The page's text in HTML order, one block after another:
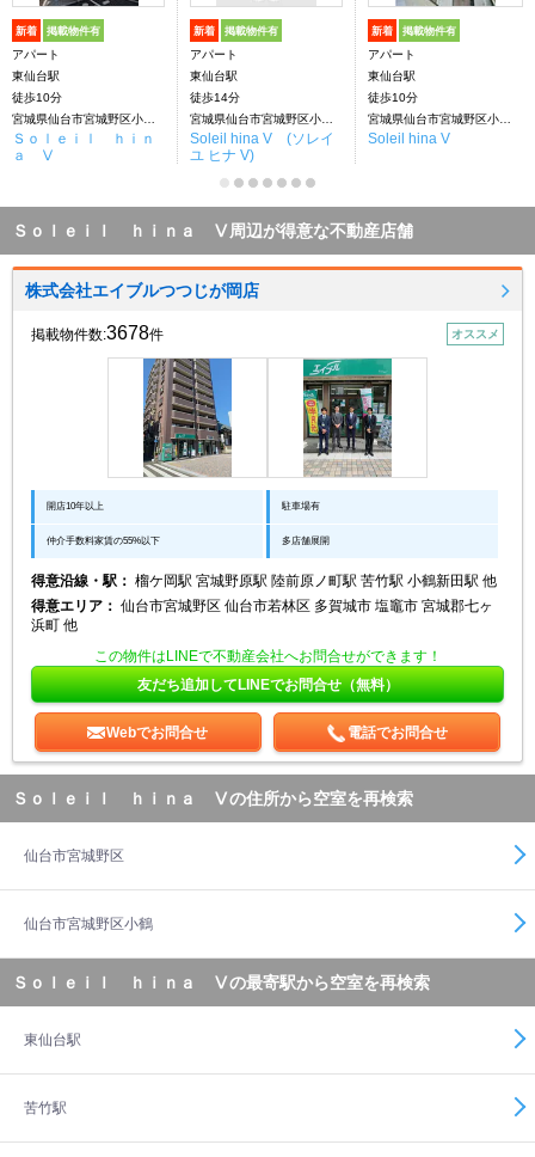
新着 掲載物件有
アパート
東仙台駅
徒歩10分
Ｓｏｌｅｉｌ ｈｉｎ
ａ Ⅴ
新着 掲載物件有
アパート
東仙台駅
徒歩14分
Soleil hina V (ソレイ
ユ ヒナ V)
新着 掲載物件有
アパート
東仙台駅
徒歩10分
Soleil hina V
Ｓｏｌｅｉｌ ｈｉｎａ Ⅴ周辺が得意な不動産店舗
株式会社エイブルつつじが岡店
掲載物件数:3678件 オススメ
開店10年以上 駐車場有
仲介手数料家賃の55%以下 多店舗展開
得意沿線・駅： 榴ケ岡駅 宮城野原駅 陸前原ノ町駅 苦竹駅 小鶴新田駅 他
得意エリア： 仙台市宮城野区 仙台市若林区 多賀城市 塩竈市 宮城郡七ヶ
浜町 他
この物件はLINEで不動産会社へお問合せができます！
友だち追加してLINEでお問合せ（無料）
Webでお問合せ 電話でお問合せ
Ｓｏｌｅｉｌ ｈｉｎａ Ⅴの住所から空室を再検索
仙台市宮城野区
仙台市宮城野区小鶴
Ｓｏｌｅｉｌ ｈｉｎａ Ⅴの最寄駅から空室を再検索
東仙台駅
苦竹駅